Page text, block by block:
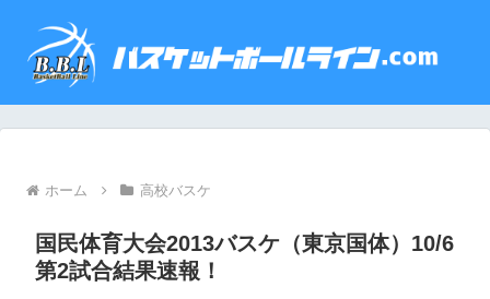
ホーム 高校バスケ
国民体育大会2013バスケ（東京国体）10/6
第2試合結果速報！